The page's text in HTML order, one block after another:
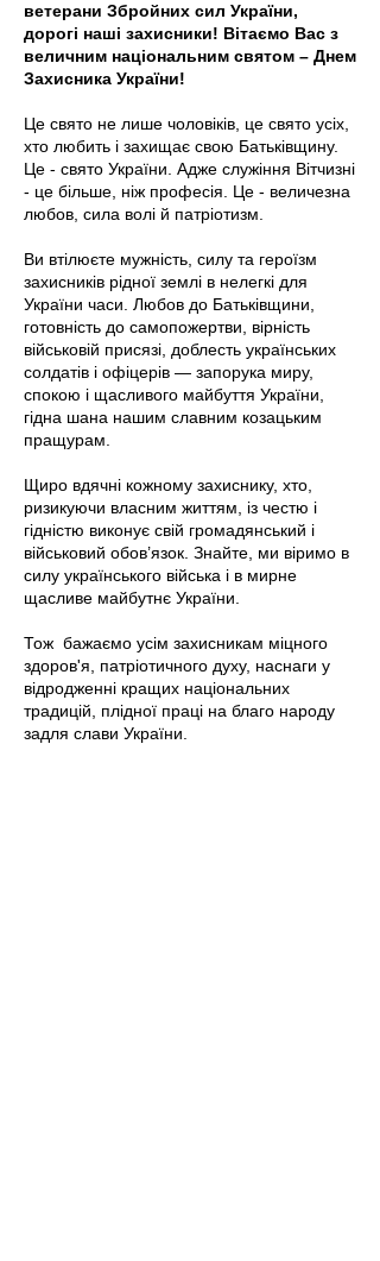
ветерани Збройних сил України,
дорогі наші захисники! Вітаємо Вас з
величним національним святом – Днем
Захисника України!
Це свято не лише чоловіків, це свято усіх,
хто любить і захищає свою Батьківщину.
Це - свято України. Адже служіння Вітчизні
- це більше, ніж професія. Це - величезна
любов, сила волі й патріотизм.
Ви втілюєте мужність, силу та героїзм
захисників рідної землі в нелегкі для
України часи. Любов до Батьківщини,
готовність до самопожертви, вірність
військовій присязі, доблесть українських
солдатів і офіцерів — запорука миру,
спокою і щасливого майбуття України,
гідна шана нашим славним козацьким
пращурам.
Щиро вдячні кожному захиснику, хто,
ризикуючи власним життям, із честю і
гідністю виконує свій громадянський і
військовий обов’язок. Знайте, ми віримо в
силу українського війська і в мирне
щасливе майбутнє України.
Тож бажаємо усім захисникам міцного
здоров'я, патріотичного духу, наснаги у
відродженні кращих національних
традицій, плідної праці на благо народу
задля слави України.